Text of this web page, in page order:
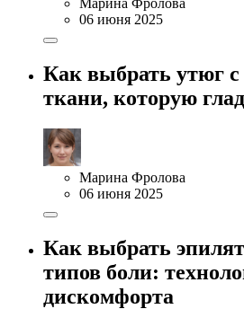
Марина Фролова
06 июня 2025
Как выбрать утюг с
ткани, которую
Марина Фролова
06 июня 2025
Как выбрать
типов боли:
дискомфорта